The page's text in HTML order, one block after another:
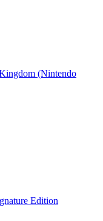
(Nintendo
Edition